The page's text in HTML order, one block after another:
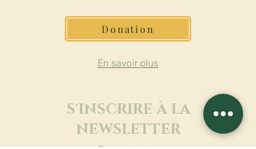
Donation
En savoir plus
S'INSCRIRE À LA
NEWSLETTER